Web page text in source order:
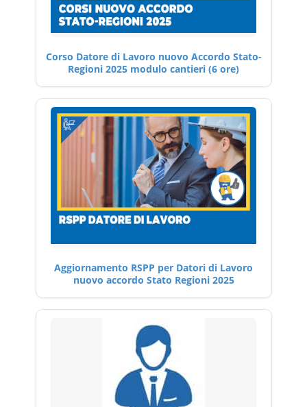
Corso Datore di Lavoro nuovo Accordo Stato-
Regioni 2025 modulo cantieri (6 ore)
Aggiornamento RSPP per Datori di Lavoro
nuovo accordo Stato Regioni 2025